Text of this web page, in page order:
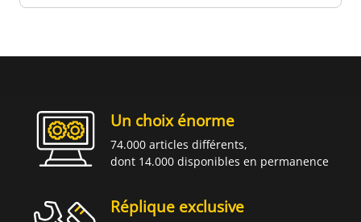
Un choix énorme
74.000 articles différents,
dont 14.000 disponibles en permanence
Réplique exclusive